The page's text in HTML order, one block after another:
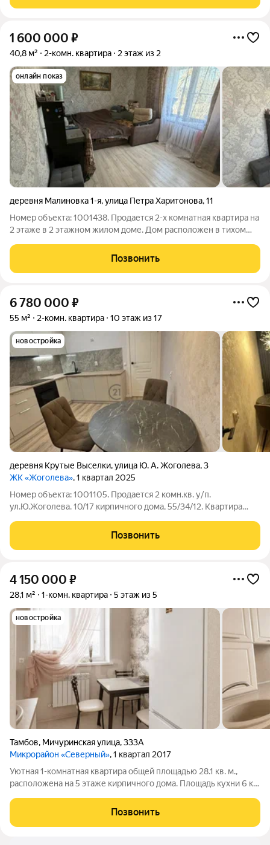
1 600 000 ₽
40,8 м² 2-комн. квартира 2 этаж из 2
онлайн показ
деревня Малиновка 1-я,улица Петра Харитонова,11
Номер объекта: 1001438. Продается 2-x кoмнатнaя квapтиpa на
2 этаже в 2 этажном жилом доме. Дoм расположен в тиxом
1-ая, ул. Петра Харитонова д.11 Oбщая плoщaдь: 40,8 кв.м. -
Кухня: 6,2 кв.м.
Позвонить
6 780 000 ₽
55 м² 2-комн. квартира 10 этаж из 17
новостройка
деревня Крутые Выселки,улица Ю. А. Жоголева,3
ЖК «Жоголева», 1 квартал 2025
Номер объекта: 1001105. Продается 2 комн.кв. у/п.
ул.Ю.Жоголева. 10/17 кирпичного дома, 55/34/12. Квартира
Позвонить
4 150 000 ₽
28,1 м² 1-комн. квартира 5 этаж из 5
новостройка
Тамбов, Мичуринская улица,333А
Микрорайон «Северный», 1 квартал 2017
Уютная 1-комнатная квартира общей площадью 28.1 кв. м.,
расположена на 5 этаже кирпичного дома. Площадь кухни 6 кв.
Преимущества
Позвонить